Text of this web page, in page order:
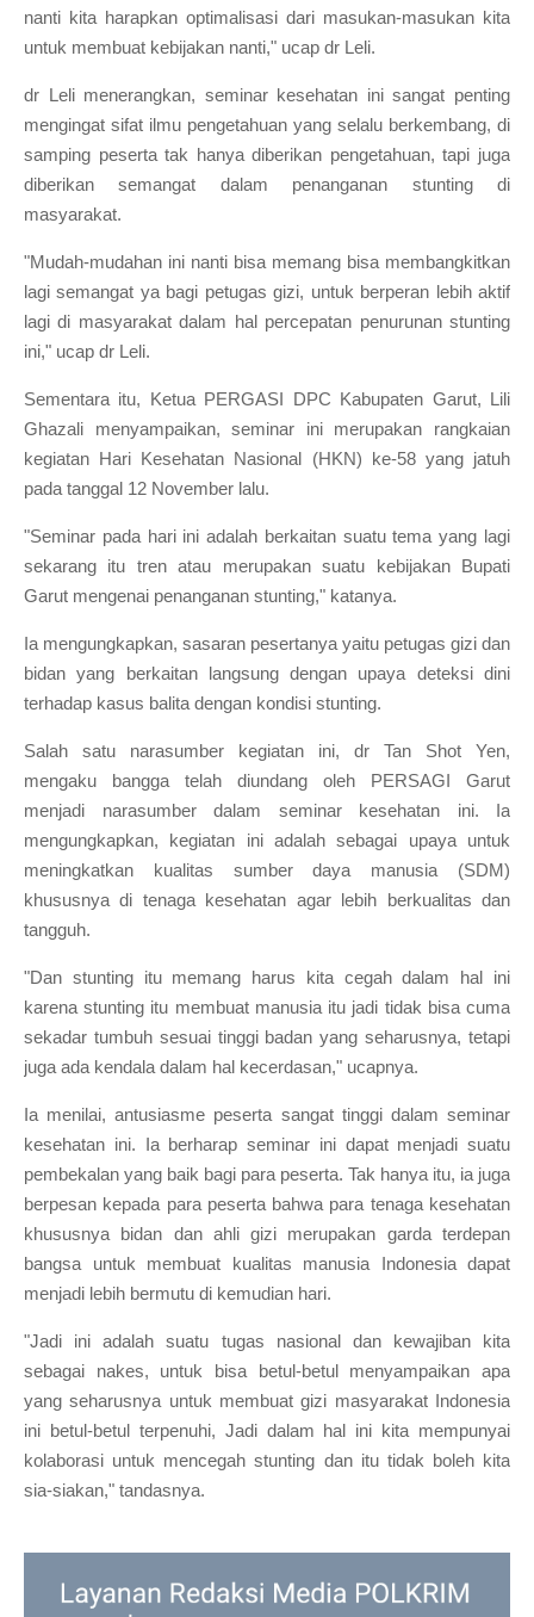
nanti kita harapkan optimalisasi dari masukan-masukan kita
untuk membuat kebijakan nanti," ucap dr Leli.
dr Leli menerangkan, seminar kesehatan ini sangat penting
mengingat sifat ilmu pengetahuan yang selalu berkembang, di
samping peserta tak hanya diberikan pengetahuan, tapi juga
diberikan semangat dalam penanganan stunting di
masyarakat.
"Mudah-mudahan ini nanti bisa memang bisa membangkitkan
lagi semangat ya bagi petugas gizi, untuk berperan lebih aktif
lagi di masyarakat dalam hal percepatan penurunan stunting
ini," ucap dr Leli.
Sementara itu, Ketua PERGASI DPC Kabupaten Garut, Lili
Ghazali menyampaikan, seminar ini merupakan rangkaian
kegiatan Hari Kesehatan Nasional (HKN) ke-58 yang jatuh
pada tanggal 12 November lalu.
"Seminar pada hari ini adalah berkaitan suatu tema yang lagi
sekarang itu tren atau merupakan suatu kebijakan Bupati
Garut mengenai penanganan stunting," katanya.
Ia mengungkapkan, sasaran pesertanya yaitu petugas gizi dan
bidan yang berkaitan langsung dengan upaya deteksi dini
terhadap kasus balita dengan kondisi stunting.
Salah satu narasumber kegiatan ini, dr Tan Shot Yen,
mengaku bangga telah diundang oleh PERSAGI Garut
menjadi narasumber dalam seminar kesehatan ini. Ia
mengungkapkan, kegiatan ini adalah sebagai upaya untuk
meningkatkan kualitas sumber daya manusia (SDM)
khususnya di tenaga kesehatan agar lebih berkualitas dan
tangguh.
"Dan stunting itu memang harus kita cegah dalam hal ini
karena stunting itu membuat manusia itu jadi tidak bisa cuma
sekadar tumbuh sesuai tinggi badan yang seharusnya, tetapi
juga ada kendala dalam hal kecerdasan," ucapnya.
Ia menilai, antusiasme peserta sangat tinggi dalam seminar
kesehatan ini. Ia berharap seminar ini dapat menjadi suatu
pembekalan yang baik bagi para peserta. Tak hanya itu, ia juga
berpesan kepada para peserta bahwa para tenaga kesehatan
khususnya bidan dan ahli gizi merupakan garda terdepan
bangsa untuk membuat kualitas manusia Indonesia dapat
menjadi lebih bermutu di kemudian hari.
"Jadi ini adalah suatu tugas nasional dan kewajiban kita
sebagai nakes, untuk bisa betul-betul menyampaikan apa
yang seharusnya untuk membuat gizi masyarakat Indonesia
ini betul-betul terpenuhi, Jadi dalam hal ini kita mempunyai
kolaborasi untuk mencegah stunting dan itu tidak boleh kita
sia-siakan," tandasnya.